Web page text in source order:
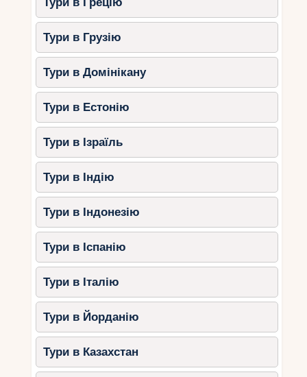
Тури в Грузію
Тури в Домінікану
Тури в Естонію
Тури в Ізраїль
Тури в Індію
Тури в Індонезію
Тури в Іспанію
Тури в Італію
Тури в Йорданію
Тури в Казахстан